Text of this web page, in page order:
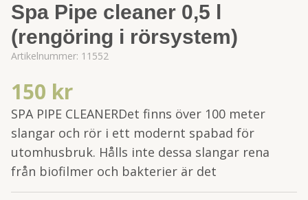
Spa Pipe cleaner 0,5 l
(rengöring i rörsystem)
Artikelnummer: 11552
150 kr
SPA PIPE CLEANERDet finns över 100 meter
slangar och rör i ett modernt spabad för
utomhusbruk. Hålls inte dessa slangar rena
från biofilmer och bakterier är det